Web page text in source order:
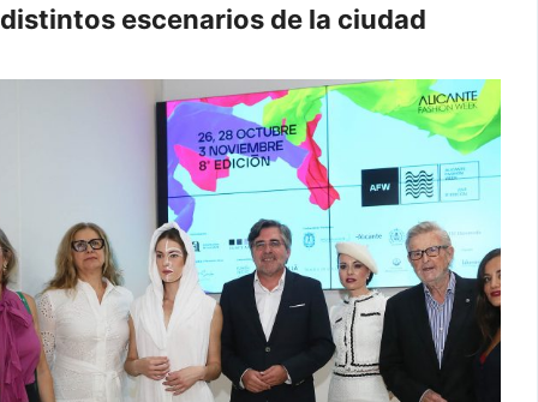
distintos escenarios de la ciudad